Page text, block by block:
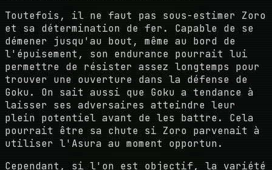
Toutefois, il ne faut pas sous-estimer Zoro
et sa détermination de fer. Capable de se
démener jusqu'au bout, même au bord de
l'épuisement, son endurance pourrait lui
permettre de résister assez longtemps pour
trouver une ouverture dans la défense de
Goku. On sait aussi que Goku a tendance à
laisser ses adversaires atteindre leur
plein potentiel avant de les battre. Cela
pourrait être sa chute si Zoro parvenait à
utiliser l'Asura au moment opportun.
Cependant, si l'on est objectif, la variété